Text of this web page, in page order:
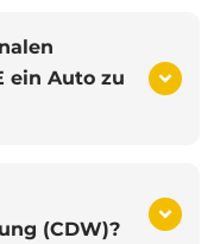
ein Auto zu
(CDW)?